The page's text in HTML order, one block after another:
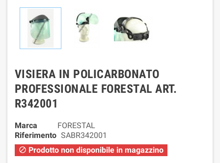
VISIERA IN POLICARBONATO
PROFESSIONALE FORESTAL ART.
R342001
Marca
FORESTAL
Riferimento SABR342001
 Prodotto non disponibile in magazzino